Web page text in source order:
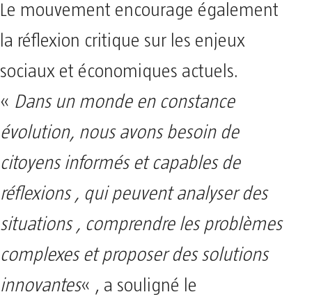
Le mouvement encourage également
la réflexion critique sur les enjeux
sociaux et économiques actuels.
« Dans un monde en constance
évolution, nous avons besoin de
citoyens informés et capables de
réflexions , qui peuvent analyser des
situations , comprendre les problèmes
complexes et proposer des solutions
innovantes« , a souligné le